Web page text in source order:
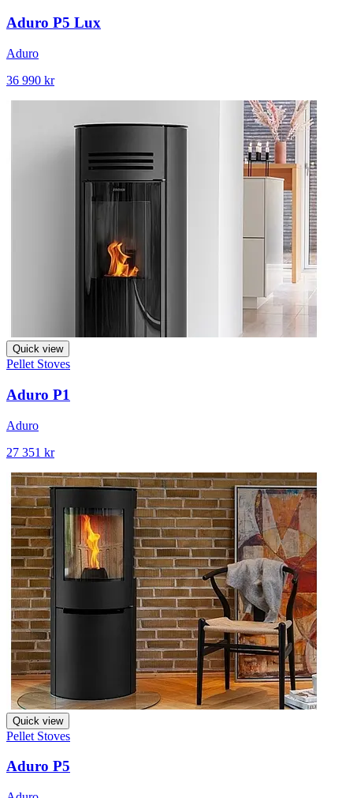
Aduro P5 Lux
Aduro
36 990 kr
Quick view
Pellet Stoves
Aduro P1
Aduro
27 351 kr
Quick view
Pellet Stoves
Aduro P5